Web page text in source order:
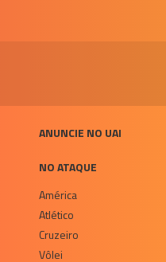
ANUNCIE NO UAI
NO ATAQUE
América
Atlético
Cruzeiro
Vôlei